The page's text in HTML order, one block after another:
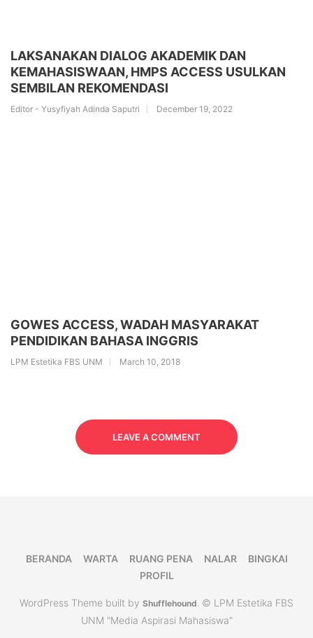
LAKSANAKAN DIALOG AKADEMIK DAN
KEMAHASISWAAN, HMPS ACCESS USULKAN
SEMBILAN REKOMENDASI
Editor - Yusyfiyah Adinda Saputri December 19, 2022
GOWES ACCESS, WADAH MASYARAKAT
PENDIDIKAN BAHASA INGGRIS
LPM Estetika FBS UNM March 10, 2018
LEAVE A COMMENT
BERANDA WARTA RUANG PENA NALAR
BINGKAI
PROFIL
WordPress Theme built by Shufflehound © LPM Estetika FBS
UNM "Media Aspirasi Mahasiswa"